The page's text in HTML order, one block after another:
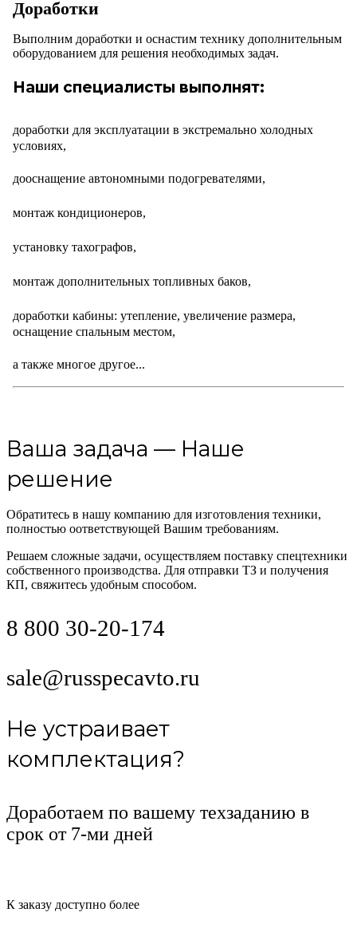
Доработки
Выполним доработки и оснастим технику дополнительным
оборудованием для решения необходимых задач.
Наши специалисты выполнят:
доработки для эксплуатации в экстремально холодных
условиях,
дооснащение автономными подогревателями,
монтаж кондиционеров,
установку тахографов,
монтаж дополнительных топливных баков,
доработки кабины: утепление, увеличение размера,
оснащение спальным местом,
а также многое другое...
Ваша задача — Наше
решение
Обратитесь в нашу компанию для изготовления техники,
полностью оответствующей Вашим требованиям.
Решаем сложные задачи, осуществляем поставку спецтехники
собственного производства. Для отправки ТЗ и получения
КП, свяжитесь удобным способом.
8 800 30-20-174
sale@russpecavto.ru
Не устраивает
комплектация?
Доработаем по вашему техзаданию в
срок от 7-ми дней
К заказу доступно более